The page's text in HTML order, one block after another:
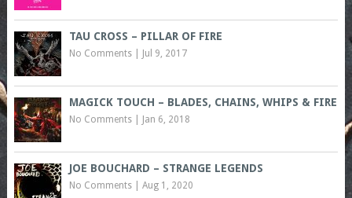
TAU CROSS – PILLAR OF FIRE
No Comments| Jul 9, 2017
MAGICK TOUCH – BLADES, CHAINS, WHIPS & FIRE
No Comments| Jan 6, 2018
JOE BOUCHARD – STRANGE LEGENDS
No Comments| Aug 1, 2020